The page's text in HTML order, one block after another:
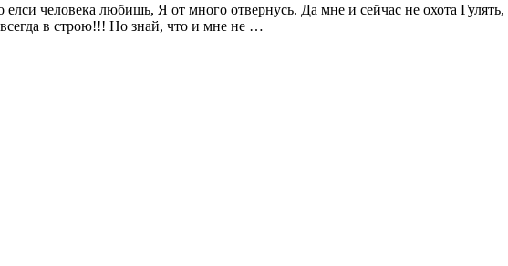
человека любишь, Я от много отвернусь. Да мне и сейчас не охота Гулять,
в строю!!! Но знай, что и мне не …